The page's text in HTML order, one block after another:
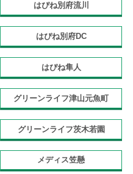
はぴね別府流川
はぴね別府DC
はぴね隼人
グリーンライフ津山元魚町
グリーンライフ茨木若園
メディス笠懸